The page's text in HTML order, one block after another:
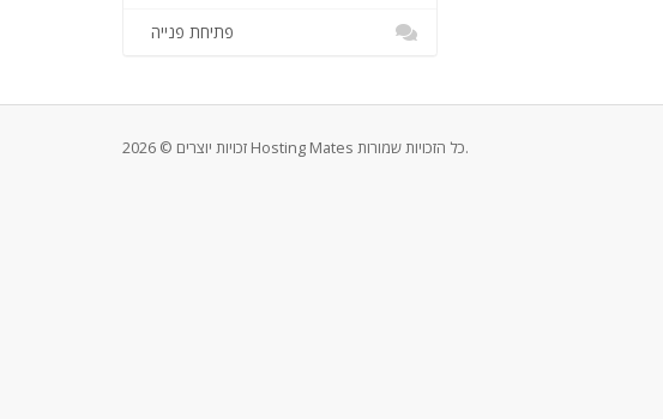
פתיחת פנייה
זכויות יוצרים © 2026 Hosting Mates כל הזכויות שמורות.